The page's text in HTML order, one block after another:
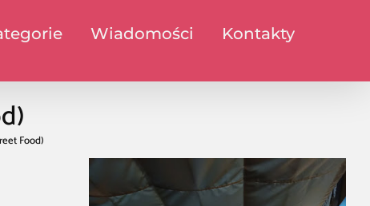
Wiadomości Kontakty
Food)